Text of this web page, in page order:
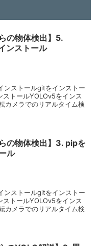
の物体検出】5.
ンストール
ンストールgitをインストー
トールYOLOv5をインス
カメラでのリアルタイム検
らの物体検出】3. pipを
ル
ンストールgitをインストー
トールYOLOv5をインス
カメラでのリアルタイム検